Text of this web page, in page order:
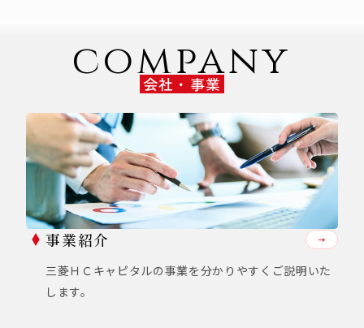
company
会社・事業
事業紹介
三菱ＨＣキャピタルの事業を分かりやすくご説明いた
します。